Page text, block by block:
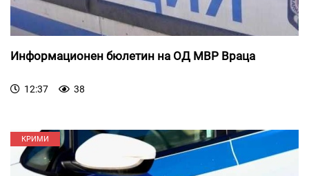
Информационен бюлетин на ОД МВР Враца
12:37 38
КРИМИ